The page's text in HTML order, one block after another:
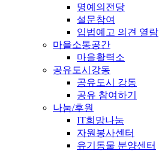
명예의전당
설문참여
입법예고 의견 열람
마을소통공간
마을활력소
공유도시강동
공유도시 강동
공유 참여하기
나눔/후원
IT희망나눔
자원봉사센터
유기동물 분양센터